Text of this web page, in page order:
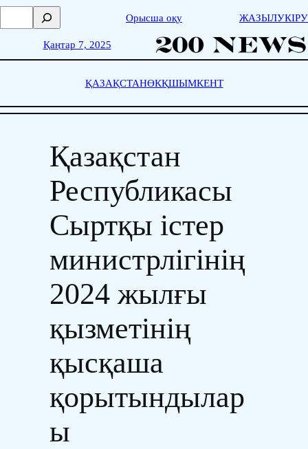
Skip
о
с
Орысша оқу ЖАЗЫЛУКІРУ
Қаңтар 7, 2025
ҚАЗАҚСТАНӨКҚШЫМКЕНТ
Қазақстан
Республикасы
Сыртқы істер
министрлігінің
2024 жылғы
қызметінің
қысқаша
қорытындылар
ы